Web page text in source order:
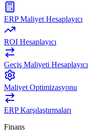
ERP Maliyet Hesaplayıcı
ROI Hesaplayıcı
Geçiş Maliyeti Hesaplayıcı
Maliyet Optimizasyonu
ERP Karşılaştırmaları
Finans